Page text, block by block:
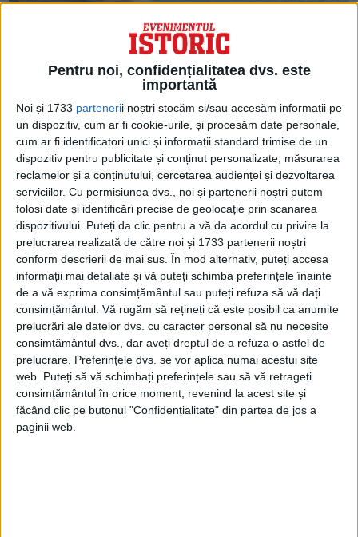
Pentru noi, confidențialitatea dvs. este
importantă
Noi și 1733 partenerii noștri stocăm și/sau accesăm informații pe
un dispozitiv, cum ar fi cookie-urile, și procesăm date personale,
cum ar fi identificatori unici și informații standard trimise de un
dispozitiv pentru publicitate și conținut personalizate, măsurarea
reclamelor și a conținutului, cercetarea audienței și dezvoltarea
serviciilor. Cu permisiunea dvs., noi și partenerii noștri putem
folosi date și identificări precise de geolocație prin scanarea
dispozitivului. Puteți da clic pentru a vă da acordul cu privire la
prelucrarea realizată de către noi și 1733 partenerii noștri
conform descrierii de mai sus. În mod alternativ, puteți accesa
informații mai detaliate și vă puteți schimba preferințele înainte
de a vă exprima consimțământul sau puteți refuza să vă dați
consimțământul. Vă rugăm să rețineți că este posibil ca anumite
prelucrări ale datelor dvs. cu caracter personal să nu necesite
consimțământul dvs., dar aveți dreptul de a refuza o astfel de
prelucrare. Preferințele dvs. se vor aplica numai acestui site
web. Puteți să vă schimbați preferințele sau să vă retrageți
consimțământul în orice moment, revenind la acest site și
făcând clic pe butonul "Confidențialitate" din partea de jos a
paginii web.
De Ziua Culturii, „Editura de carte” crește accesul la lectură
și reduce prețurile! Descoperă promoțiile lunii ianuarie!
Anul 2026 a debutat cu vești despre taxe mai mari, scumpiri
și incertitudini economice. Editura de carte a ales, însă, chiar
de...
Istoria jetoanelor de cazino și de ce au înlocuit banii în
numerar
Astăzi este greu de imaginat un cazino fără jetoane colorate,
aranjate cu grijă pe masa de joc. Ele au devenit un simbol...